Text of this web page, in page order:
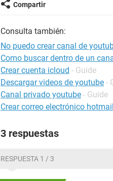
Compartir
Consulta también:
No puedo crear canal de
Como buscar dentro de un
Crear cuenta icloud - Guide
Descargar videos de youtube -
Canal privado youtube - Guide
Crear correo electrónico hotmail
3 respuestas
RESPUESTA 1 / 3